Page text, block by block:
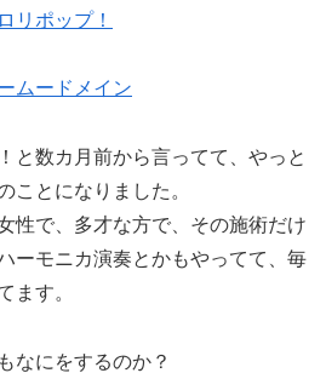
ロリポップ！
ムードメイン
と数カ月前から言ってて、やっと
ことになりました。
性で、多才な方で、その施術だけ
ーモニカ演奏とかもやってて、毎
ます。
なにをするのか？